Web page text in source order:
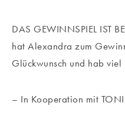
DAS GEWINNSPIEL IST
hat Alexandra zum
Glückwunsch und hab
– In Kooperation mit